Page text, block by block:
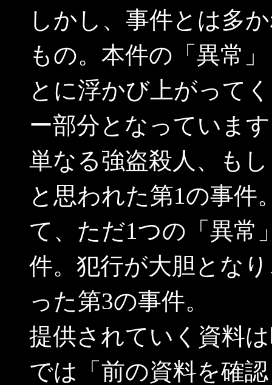
しかし、事件とは多
もの。本件の「異常
とに浮かび上がって
ー部分となっていま
単なる強盗殺人、も
と思われた第1の事件
て、ただ1つの「異常
件。犯行が大胆とな
った第3の事件。
提供されていく資料
では「前の資料を確